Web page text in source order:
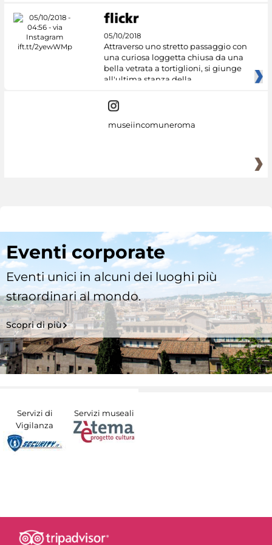
05/10/2018
Attraverso uno stretto passaggio con
una curiosa loggetta chiusa da una
bella vetrata a tortiglioni, si giunge
all'ultima stanza della
museiincomuneroma
Eventi corporate
Eventi unici in alcuni dei luoghi più
straordinari al mondo.
Scopri di più
Servizi di
Vigilanza
Servizi museali